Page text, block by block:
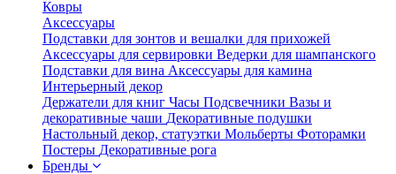
Ковры
Аксессуары
Подставки для зонтов и вешалки для прихожей
Аксессуары для сервировки Ведерки для шампанского
Подставки для вина Аксессуары для камина
Интерьерный декор
Держатели для книг Часы Подсвечники Вазы и
декоративные чаши Декоративные подушки
Настольный декор, статуэтки Мольберты Фоторамки
Постеры Декоративные рога
Бренды